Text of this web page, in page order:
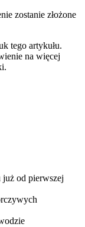
zostanie złożone
tego artykułu.
na więcej
już od pierwszej